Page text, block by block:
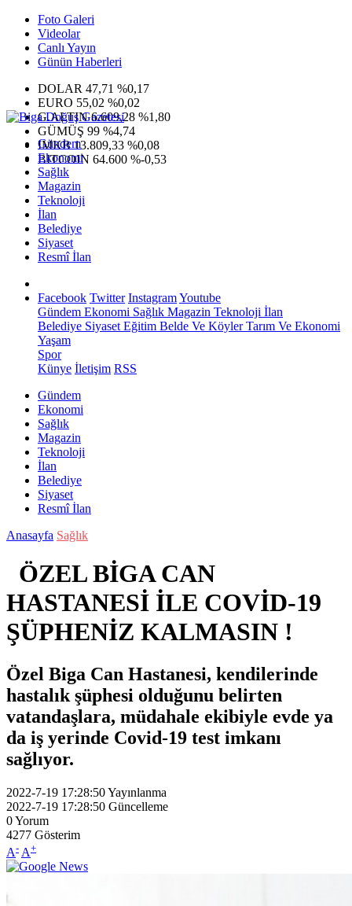
Foto Galeri
Videolar
Canlı Yayın
Günün Haberleri
DOLAR 47,71 %0,17
EURO 55,02 %0,02
G.ALTIN6.609,28 %1,80
GÜMÜŞ 99 %4,74
IMKB13.809,33 %0,08
BITCOIN 64.600 %-0,53
Gündem
Ekonomi
Sağlık
Magazin
Teknoloji
İlan
Belediye
Siyaset
Resmî İlan
Facebook Twitter InstagramYoutube
Gündem Ekonomi Sağlık Magazin Teknoloji İlan
Belediye Siyaset Eğitim Belde Ve KöylerTarım Ve Ekonomi
Yaşam
Spor
Künye İletişim RSS
Gündem
Ekonomi
Sağlık
Magazin
Teknoloji
İlan
Belediye
Siyaset
Resmî İlan
Anasayfa Sağlık
ÖZEL BİGA CAN
HASTANESİ İLE COVİD-19
ŞÜPHENİZ KALMASIN !
Özel Biga Can Hastanesi, kendilerinde
hastalık şüphesi olduğunu belirten
vatandaşlara, müdahale ekibiyle evde ya
da iş yerinde Covid-19 test imkanı
sağlıyor.
2022-7-19 17:28:50Yayınlanma
2022-7-19 17:28:50 Güncelleme
0Yorum
4277 Gösterim
A- A+